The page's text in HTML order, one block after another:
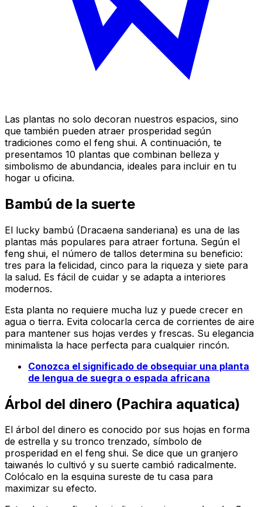
Las plantas no solo decoran nuestros espacios, sino
que también pueden atraer prosperidad según
tradiciones como el feng shui. A continuación, te
presentamos 10 plantas que combinan belleza y
simbolismo de abundancia, ideales para incluir en tu
hogar u oficina.
Bambú de la suerte
El lucky bambú (Dracaena sanderiana) es una de las
plantas más populares para atraer fortuna. Según el
feng shui, el número de tallos determina su beneficio:
tres para la felicidad, cinco para la riqueza y siete para
la salud. Es fácil de cuidar y se adapta a interiores
modernos.
Esta planta no requiere mucha luz y puede crecer en
agua o tierra. Evita colocarla cerca de corrientes de aire
para mantener sus hojas verdes y frescas. Su elegancia
minimalista la hace perfecta para cualquier rincón.
Conozca el significado de obsequiar una planta
de lengua de suegra o espada africana
Árbol del dinero (Pachira aquatica)
El árbol del dinero es conocido por sus hojas en forma
de estrella y su tronco trenzado, símbolo de
prosperidad en el feng shui. Se dice que un granjero
taiwanés lo cultivó y su suerte cambió radicalmente.
Colócalo en la esquina sureste de tu casa para
maximizar su efecto.